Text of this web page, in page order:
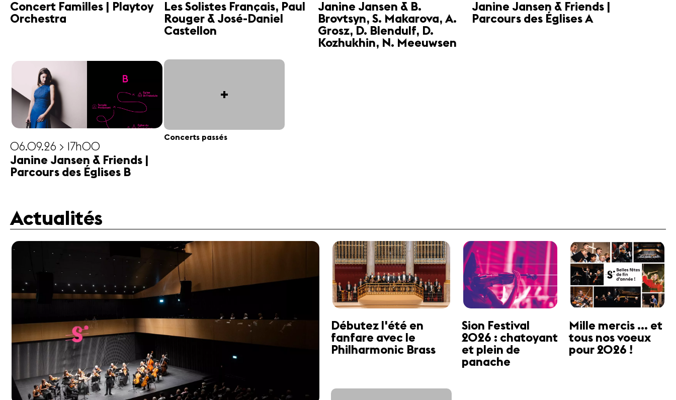
Concert Familles | Playtoy
Orchestra
Les Solistes Français, Paul
Rouger & José-Daniel
Castellon
Janine Jansen & B.
Brovtsyn, S. Makarova, A.
Grosz, D. Blendulf, D.
Kozhukhin, N. Meeuwsen
Janine Jansen & Friends |
Parcours des Églises A
06.09.26 > 17h00
Janine Jansen & Friends |
Parcours des Églises B
+
Concerts passés
Actualités
Débutez l'été en
fanfare avec le
Philharmonic Brass
Sion Festival
2026 : chatoyant
et plein de
panache
Mille mercis ... et
tous nos voeux
pour 2026 !